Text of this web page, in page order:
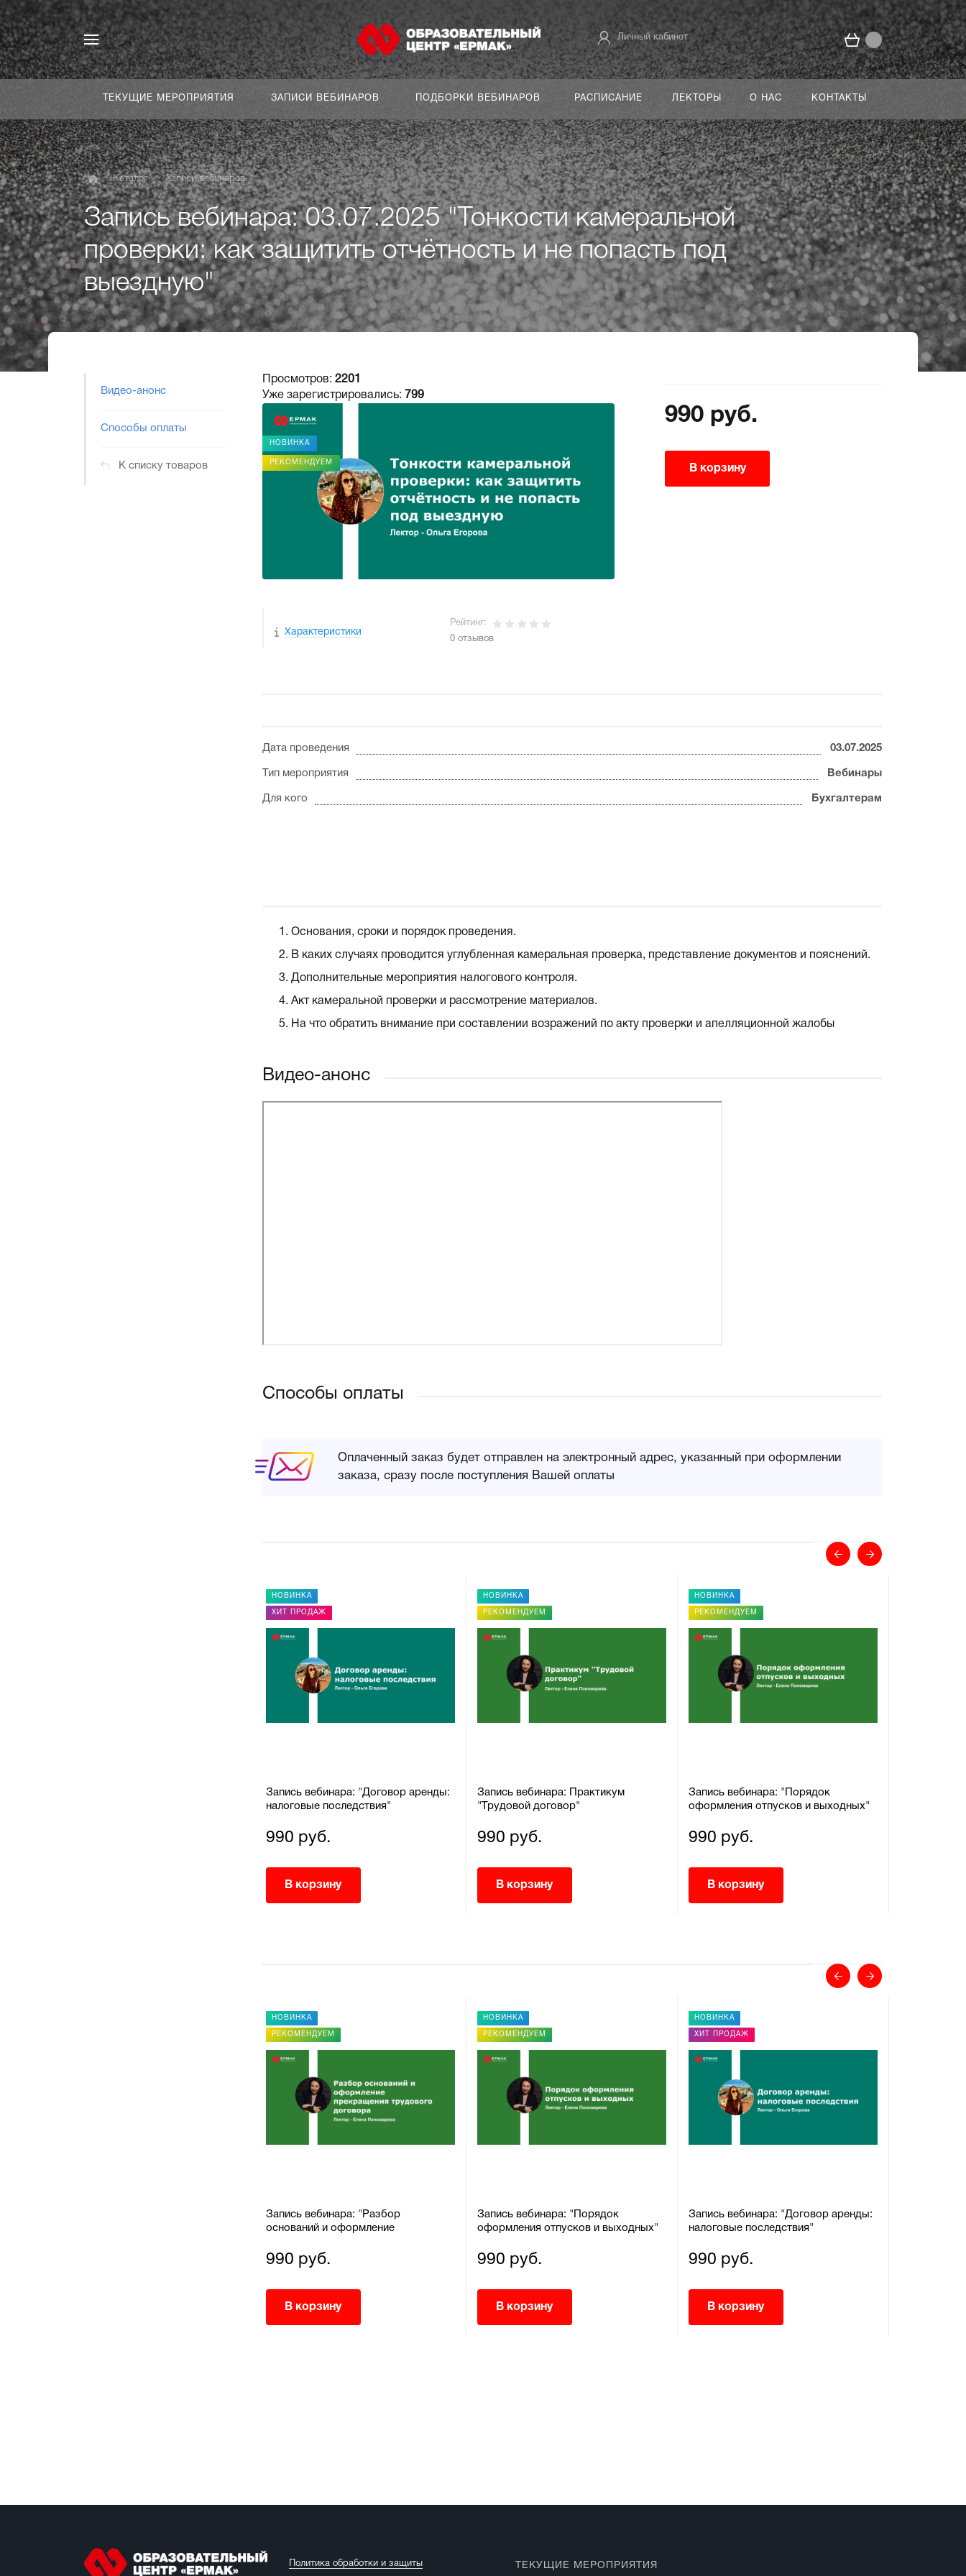
Личный кабинет
ТЕКУЩИЕ МЕРОПРИЯТИЯ ЗАПИСИ ВЕБИНАРОВ ПОДБОРКИ ВЕБИНАРОВ РАСПИСАНИЕ ЛЕКТОРЫ О НАС КОНТАКТЫ
Каталог Записи вебинаров
Запись вебинара: 03.07.2025 "Тонкости камеральной
проверки: как защитить отчётность и не попасть под
выездную"
Видео-анонс
Способы оплаты
К списку товаров
Просмотров: 2201
Уже зарегистрировались: 799
НОВИНКА
РЕКОМЕНДУЕМ
Характеристики
Рейтинг:
0 отзывов
990 руб.
В корзину
Дата проведения 03.07.2025
Тип мероприятия Вебинары
Для кого Бухгалтерам
Основания, сроки и порядок проведения.
В каких случаях проводится углубленная камеральная проверка, представление документов и пояснений.
Дополнительные мероприятия налогового контроля.
Акт камеральной проверки и рассмотрение материалов.
На что обратить внимание при составлении возражений по акту проверки и апелляционной жалобы
Видео-анонс
Способы оплаты
Оплаченный заказ будет отправлен на электронный адрес, указанный при оформлении
заказа, сразу после поступления Вашей оплаты
НОВИНКА
ХИТ ПРОДАЖ
Запись вебинара: "Договор аренды:
налоговые последствия"
990 руб.
В корзину
НОВИНКА
РЕКОМЕНДУЕМ
Запись вебинара: Практикум
"Трудовой договор"
990 руб.
В корзину
НОВИНКА
РЕКОМЕНДУЕМ
Запись вебинара: "Порядок
оформления отпусков и выходных"
990 руб.
В корзину
НОВИНКА
РЕКОМЕНДУЕМ
Запись вебинара: "Разбор
оснований и оформление
990 руб.
В корзину
НОВИНКА
РЕКОМЕНДУЕМ
Запись вебинара: "Порядок
оформления отпусков и выходных"
990 руб.
В корзину
НОВИНКА
ХИТ ПРОДАЖ
Запись вебинара: "Договор аренды:
налоговые последствия"
990 руб.
В корзину
Политика обработки и защиты ТЕКУЩИЕ МЕРОПРИЯТИЯ